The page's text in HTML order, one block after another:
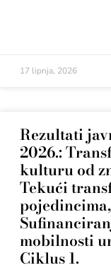
17 lipnja, 2026
Rezultati
2026.:
kulturu od
Tekući
mobilnosti
Ciklus 1.